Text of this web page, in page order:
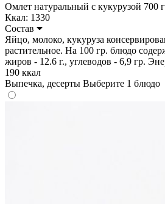
Омлет натуральный с кукурузой 700
Ккал: 1330
Состав
Яйцо, молоко, кукуруза
растительное. На 100 гр. блюдо
жиров - 12.6 г., углеводов - 6,9 гр.
190 ккал
Выпечка, десерты Выберите 1 блюдо